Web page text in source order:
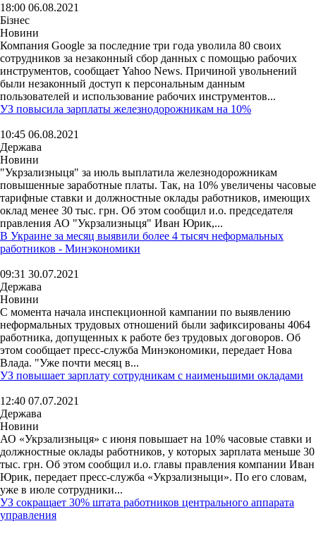
18:00 06.08.2021
Бізнес
Новини
Компания Google за последние три года уволила 80 своих
сотрудников за незаконный сбор данных с помощью рабочих
инструментов, сообщает Yahoo News. Причиной увольнений
были незаконный доступ к персональным данным
пользователей и использование рабочих инструментов...
УЗ повысила зарплаты железнодорожникам на 10%
10:45 06.08.2021
Держава
Новини
"Укрзализныця" за июль выплатила железнодорожникам
повышенные заработные платы. Так, на 10% увеличены часовые
тарифные ставки и должностные оклады работников, имеющих
оклад менее 30 тыс. грн. Об этом сообщил и.о. председателя
правления АО "Укрзализныця" Иван Юрик,...
В Украине за месяц выявили более 4 тысяч неформальных
работников - Минэкономики
09:31 30.07.2021
Держава
Новини
С момента начала инспекционной кампании по выявлению
неформальных трудовых отношений были зафиксированы 4064
работника, допущенных к работе без трудовых договоров. Об
этом сообщает пресс-служба Минэкономики, передает Нова
Влада. "Уже почти месяц в...
УЗ повышает зарплату сотрудникам с наименьшими окладами
12:40 07.07.2021
Держава
Новини
АО «Укрзализныця» с июня повышает на 10% часовые ставки и
должностные оклады работников, у которых зарплата меньше 30
тыс. грн. Об этом сообщил и.о. главы правления компании Иван
Юрик, передает пресс-служба «Укрзализныци». По его словам,
уже в июле сотрудники...
УЗ сокращает 30% штата работников центрального аппарата
управления